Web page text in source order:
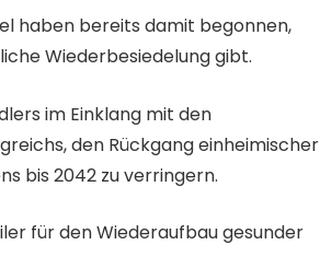
haben bereits damit begonnen,
Wiederbesiedelung gibt.
im Einklang mit den
den Rückgang einheimischer
bis 2042 zu verringern.
für den Wiederaufbau gesunder